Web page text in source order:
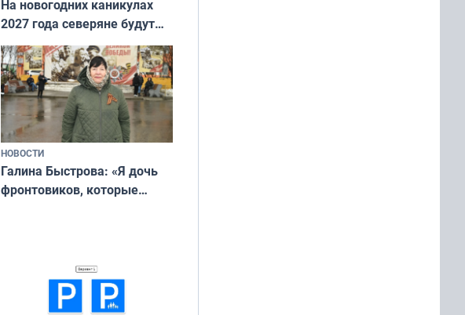
На новогодних каникулах
2027 года северяне будут
отдыхать 11 дней
НОВОСТИ
Галина Быстрова: «Я дочь
фронтовиков, которые